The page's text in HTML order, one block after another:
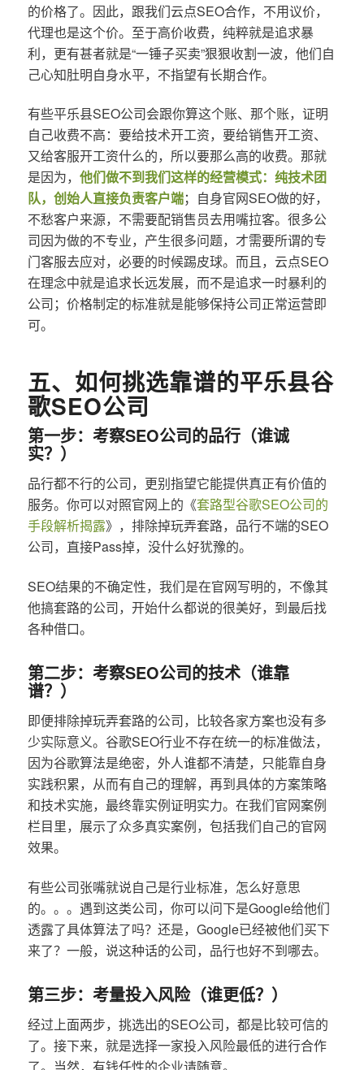
的价格了。因此，跟我们云点SEO合作，不用议价，
代理也是这个价。至于高价收费，纯粹就是追求暴
利，更有甚者就是“一锤子买卖”狠狠收割一波，他们自
己心知肚明自身水平，不指望有长期合作。
有些平乐县SEO公司会跟你算这个账、那个账，证明
自己收费不高：要给技术开工资，要给销售开工资、
又给客服开工资什么的，所以要那么高的收费。那就
是因为， 他们做不到我们这样的经营模式：纯技术团
队，创始人直接负责客户端；自身官网SEO做的好，
不愁客户来源，不需要配销售员去用嘴拉客。很多公
司因为做的不专业，产生很多问题，才需要所谓的专
门客服去应对，必要的时候踢皮球。而且，云点SEO
在理念中就是追求长远发展，而不是追求一时暴利的
公司；价格制定的标准就是能够保持公司正常运营即
可。
五、如何挑选靠谱的平乐县谷
歌SEO公司
第一步：考察SEO公司的品行（谁诚
实？）
品行都不行的公司，更别指望它能提供真正有价值的
服务。你可以对照官网上的《套路型谷歌SEO公司的
手段解析揭露》，排除掉玩弄套路，品行不端的SEO
公司，直接Pass掉，没什么好犹豫的。
SEO结果的不确定性，我们是在官网写明的，不像其
他搞套路的公司，开始什么都说的很美好，到最后找
各种借口。
第二步：考察SEO公司的技术（谁靠
谱？）
即便排除掉玩弄套路的公司，比较各家方案也没有多
少实际意义。谷歌SEO行业不存在统一的标准做法，
因为谷歌算法是绝密，外人谁都不清楚，只能靠自身
实践积累，从而有自己的理解，再到具体的方案策略
和技术实施，最终靠实例证明实力。在我们官网案例
栏目里，展示了众多真实案例，包括我们自己的官网
效果。
有些公司张嘴就说自己是行业标准，怎么好意思
的。。。遇到这类公司，你可以问下是Google给他们
透露了具体算法了吗？还是，Google已经被他们买下
来了？一般，说这种话的公司，品行也好不到哪去。
第三步：考量投入风险（谁更低？）
经过上面两步，挑选出的SEO公司，都是比较可信的
了。接下来，就是选择一家投入风险最低的进行合作